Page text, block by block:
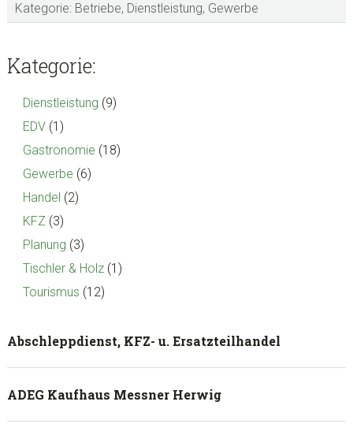
Kategorie: Betriebe, Dienstleistung, Gewerbe
sidebar
Blog
Kategorie:
Dienstleistung (9)
EDV(1)
Gastronomie (18)
Gewerbe (6)
Handel (2)
KFZ(3)
Planung (3)
Tischler & Holz(1)
Tourismus (12)
Abschleppdienst, KFZ- u. Ersatzteilhandel
ADEG Kaufhaus Messner Herwig